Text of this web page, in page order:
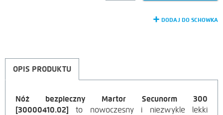
DODAJ DO SCHOWKA
OPIS PRODUKTU
OPIS
Nóż bezpieczny Martor Secunorm 300
[30000410.02] to nowoczesny i niezwykle lekki